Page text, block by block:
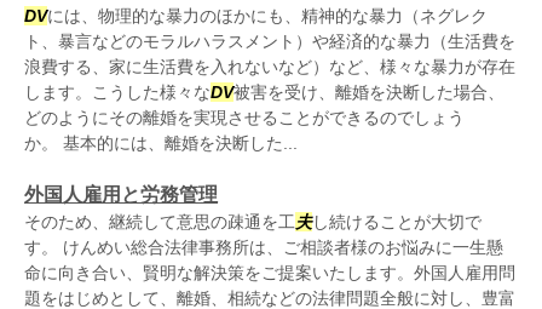
DVには、物理的な暴力のほかにも、精神的な暴力（ネグレク
ト、暴言などのモラルハラスメント）や経済的な暴力（生活費を
浪費する、家に生活費を入れないなど）など、様々な暴力が存在
します。こうした様々なDV被害を受け、離婚を決断した場合、
どのようにその離婚を実現させることができるのでしょう
か。 基本的には、離婚を決断した...
外国人雇用と労務管理
そのため、継続して意思の疎通を工夫し続けることが大切で
す。 けんめい総合法律事務所は、ご相談者様のお悩みに一生懸
命に向き合い、賢明な解決策をご提案いたします。外国人雇用問
題をはじめとして、離婚、相続などの法律問題全般に対し、豊富